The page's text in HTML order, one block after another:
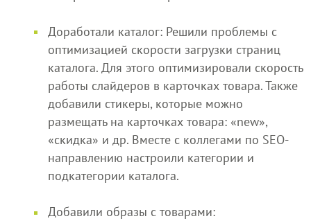
Доработали каталог: Решили проблемы с
оптимизацией скорости загрузки страниц
каталога. Для этого оптимизировали скорость
работы слайдеров в карточках товара. Также
добавили стикеры, которые можно
размещать на карточках товара: «new»,
«скидка» и др. Вместе с коллегами по SEO-
направлению настроили категории и
подкатегории каталога.
Добавили образы с товарами: